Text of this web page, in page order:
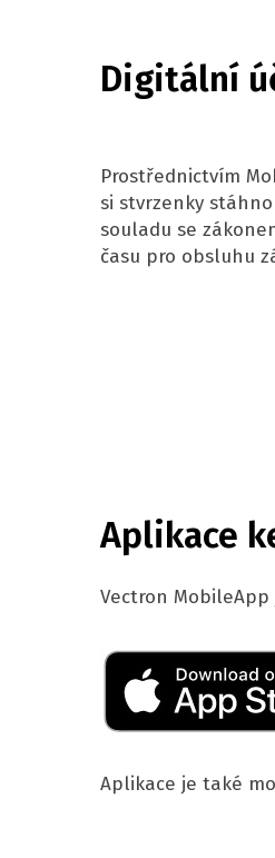
Digitální
Prostřednictvím
si stvrzenky
souladu se
času pro obsluhu
Aplikace
Vectron MobileApp
Aplikace je také